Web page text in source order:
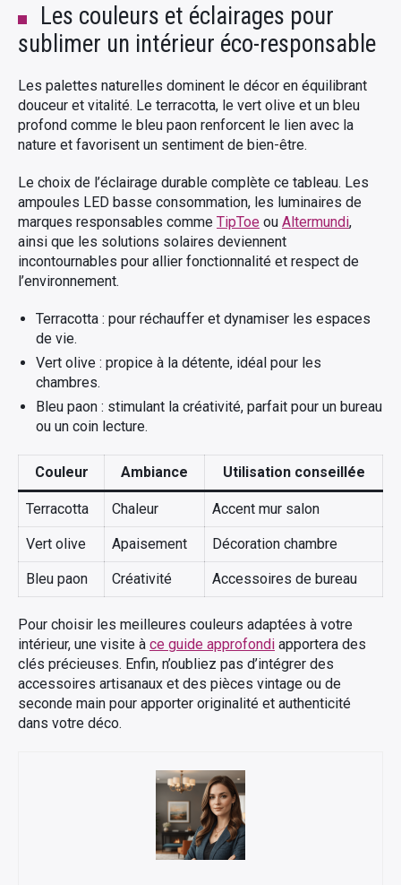
Les couleurs et éclairages pour
sublimer un intérieur éco-responsable
Les palettes naturelles dominent le décor en équilibrant
douceur et vitalité. Le terracotta, le vert olive et un bleu
profond comme le bleu paon renforcent le lien avec la
nature et favorisent un sentiment de bien-être.
Le choix de l’éclairage durable complète ce tableau. Les
ampoules LED basse consommation, les luminaires de
marques responsables comme TipToe ou Altermundi,
ainsi que les solutions solaires deviennent
incontournables pour allier fonctionnalité et respect de
l’environnement.
Terracotta : pour réchauffer et dynamiser les espaces
de vie.
Vert olive : propice à la détente, idéal pour les
chambres.
Bleu paon : stimulant la créativité, parfait pour un bureau
ou un coin lecture.
Couleur Ambiance Utilisation conseillée
Terracotta Chaleur Accent mur salon
Vert olive Apaisement Décoration chambre
Bleu paon Créativité Accessoires de bureau
Pour choisir les meilleures couleurs adaptées à votre
intérieur, une visite à ce guide approfondi apportera des
clés précieuses. Enfin, n’oubliez pas d’intégrer des
accessoires artisanaux et des pièces vintage ou de
seconde main pour apporter originalité et authenticité
dans votre déco.